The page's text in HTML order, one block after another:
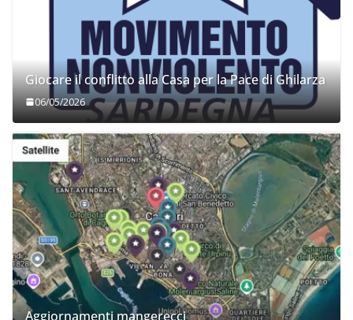
Giocare il conflitto alla Casa per la Pace di Ghilarza
06/05/2026